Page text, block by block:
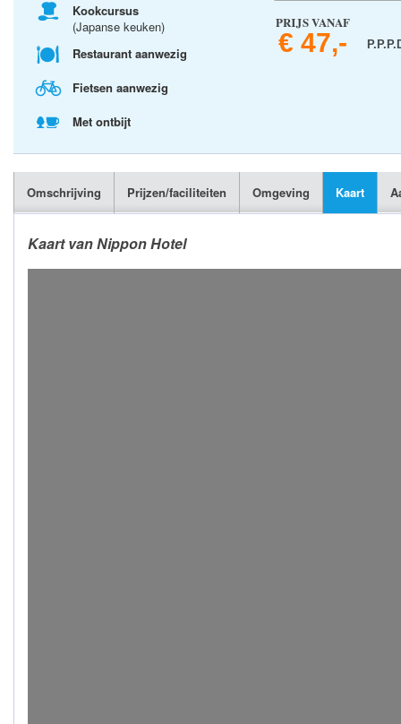
Kookcursus
(Japanse keuken)
Restaurant aanwezig
Fietsen aanwezig
Met ontbijt
PRIJS VANAF
€ 47,-
Omschrijving Prijzen/faciliteiten Omgeving Kaart
Kaart van Nippon Hotel